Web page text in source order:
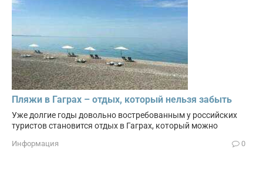
Пляжи в Гаграх – отдых, который нельзя забыть
Уже долгие годы довольно востребованным у российских
туристов становится отдых в Гаграх, который можно
Информация 0